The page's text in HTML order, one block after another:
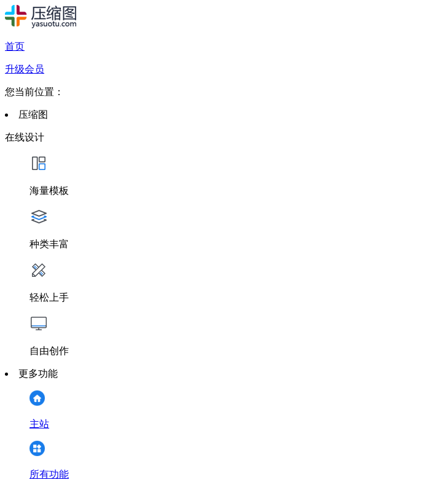
首页
升级会员
您当前位置：
压缩图
在线设计
海量模板
种类丰富
轻松上手
自由创作
更多功能
主站
所有功能